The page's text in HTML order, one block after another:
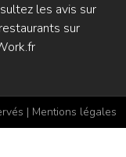
les avis sur
sur
| Mentions légales